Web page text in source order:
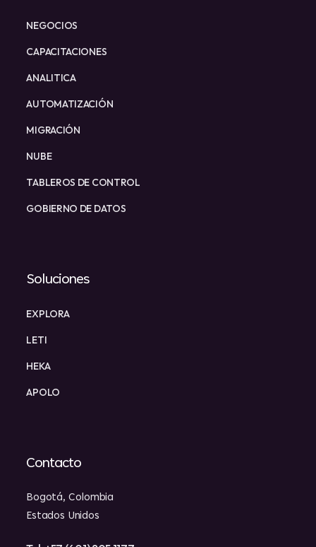
NEGOCIOS
CAPACITACIONES
ANALITICA
AUTOMATIZACIÓN
MIGRACIÓN
NUBE
TABLEROS DE CONTROL
GOBIERNO DE DATOS
Soluciones
EXPLORA
LETI
HEKA
APOLO
Contacto
Bogotá, Colombia
Estados Unidos